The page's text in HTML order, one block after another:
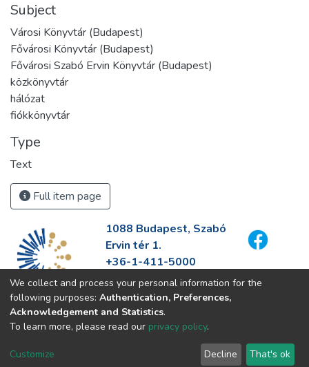
Subject
Városi Könyvtár (Budapest)
Fővárosi Könyvtár (Budapest)
Fővárosi Szabó Ervin Könyvtár (Budapest)
közkönyvtár
hálózat
fiókkönyvtár
Type
Text
Full item page
1088 Budapest, Szabó
Ervin tér 1.
+36-1-411-5000
info@fszek.hu
https://fszek.hu
We collect and process your personal information for the
following purposes: Authentication, Preferences,
Acknowledgement and Statistics.
To learn more, please read our privacy policy.
Customize Decline That's ok